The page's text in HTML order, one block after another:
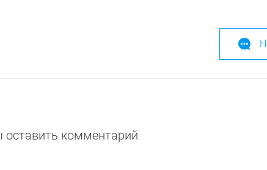
оставить комментарий